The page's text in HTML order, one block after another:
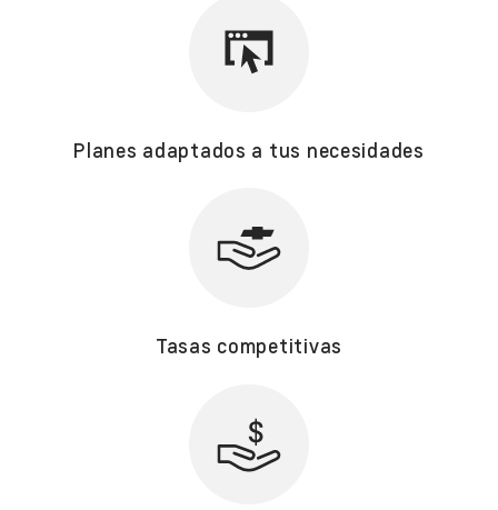
Planes adaptados a tus necesidades
Tasas competitivas